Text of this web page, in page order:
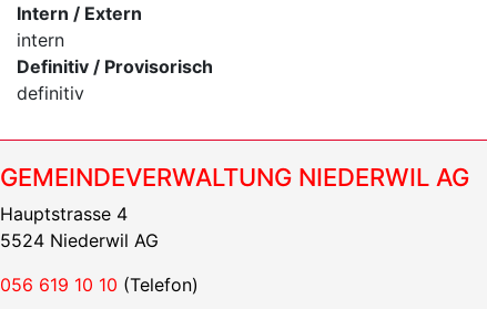
Intern / Extern
intern
Definitiv / Provisorisch
definitiv
GEMEINDEVERWALTUNG NIEDERWIL AG
Hauptstrasse 4
5524 Niederwil AG
056 619 10 10 (Telefon)